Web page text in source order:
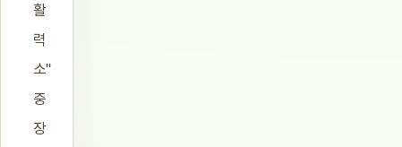
활
력
소"
중
장